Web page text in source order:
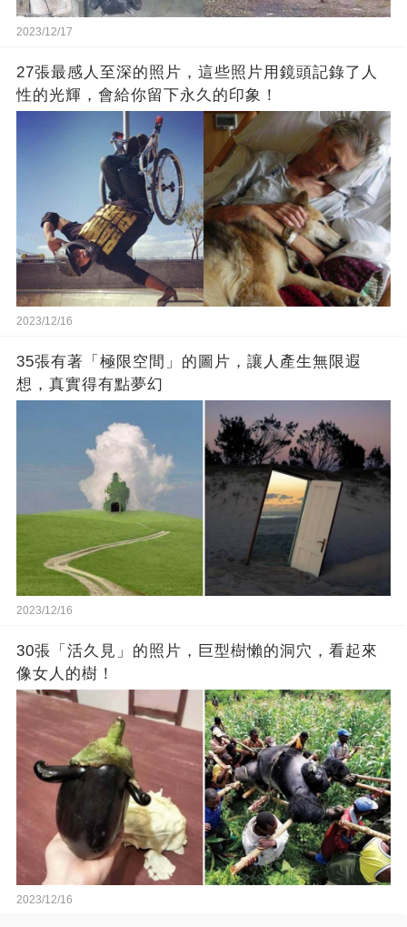
2023/12/17
27張最感人至深的照片，這些照片用鏡頭記錄了人
性的光輝，會給你留下永久的印象！
2023/12/16
35張有著「極限空間」的圖片，讓人產生無限遐
想，真實得有點夢幻
2023/12/16
30張「活久見」的照片，巨型樹懶的洞穴，看起來
像女人的樹！
2023/12/16